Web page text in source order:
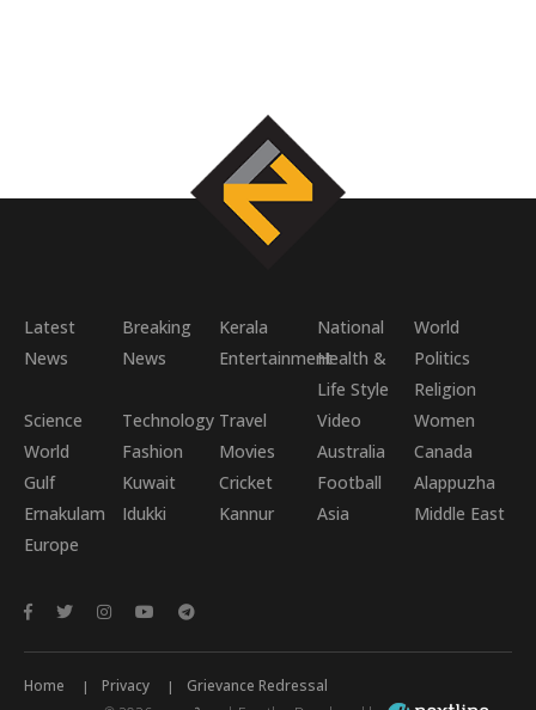
Latest
News
Breaking
News
Kerala National
World
EntertainmentHealth &
Life Style
Politics
Religion
Science
World
Technology Travel Video
Women
Fashion
Movies Australia
Canada
Gulf
Kuwait Cricket Football
Alappuzha
Ernakulam
Idukki Kannur Asia
Middle East
Europe
Home Privacy
Grievance Redressal